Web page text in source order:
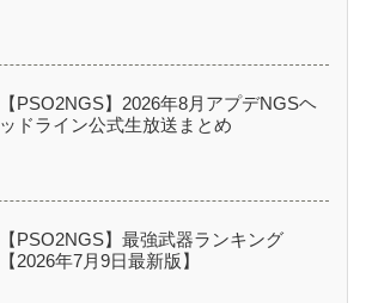
【PSO2NGS】2026年8月アプデNGSヘ
ッドライン公式生放送まとめ
【PSO2NGS】最強武器ランキング
【2026年7月9日最新版】